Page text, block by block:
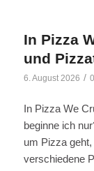
In Pizza
und
6. August 2026 /
In Pizza We
beginne ich
um Pizza
verschiedene